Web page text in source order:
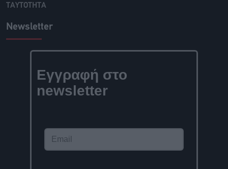
ΤΑΥΤΟΤΗΤΑ
Newsletter
Εγγραφή στο
newsletter